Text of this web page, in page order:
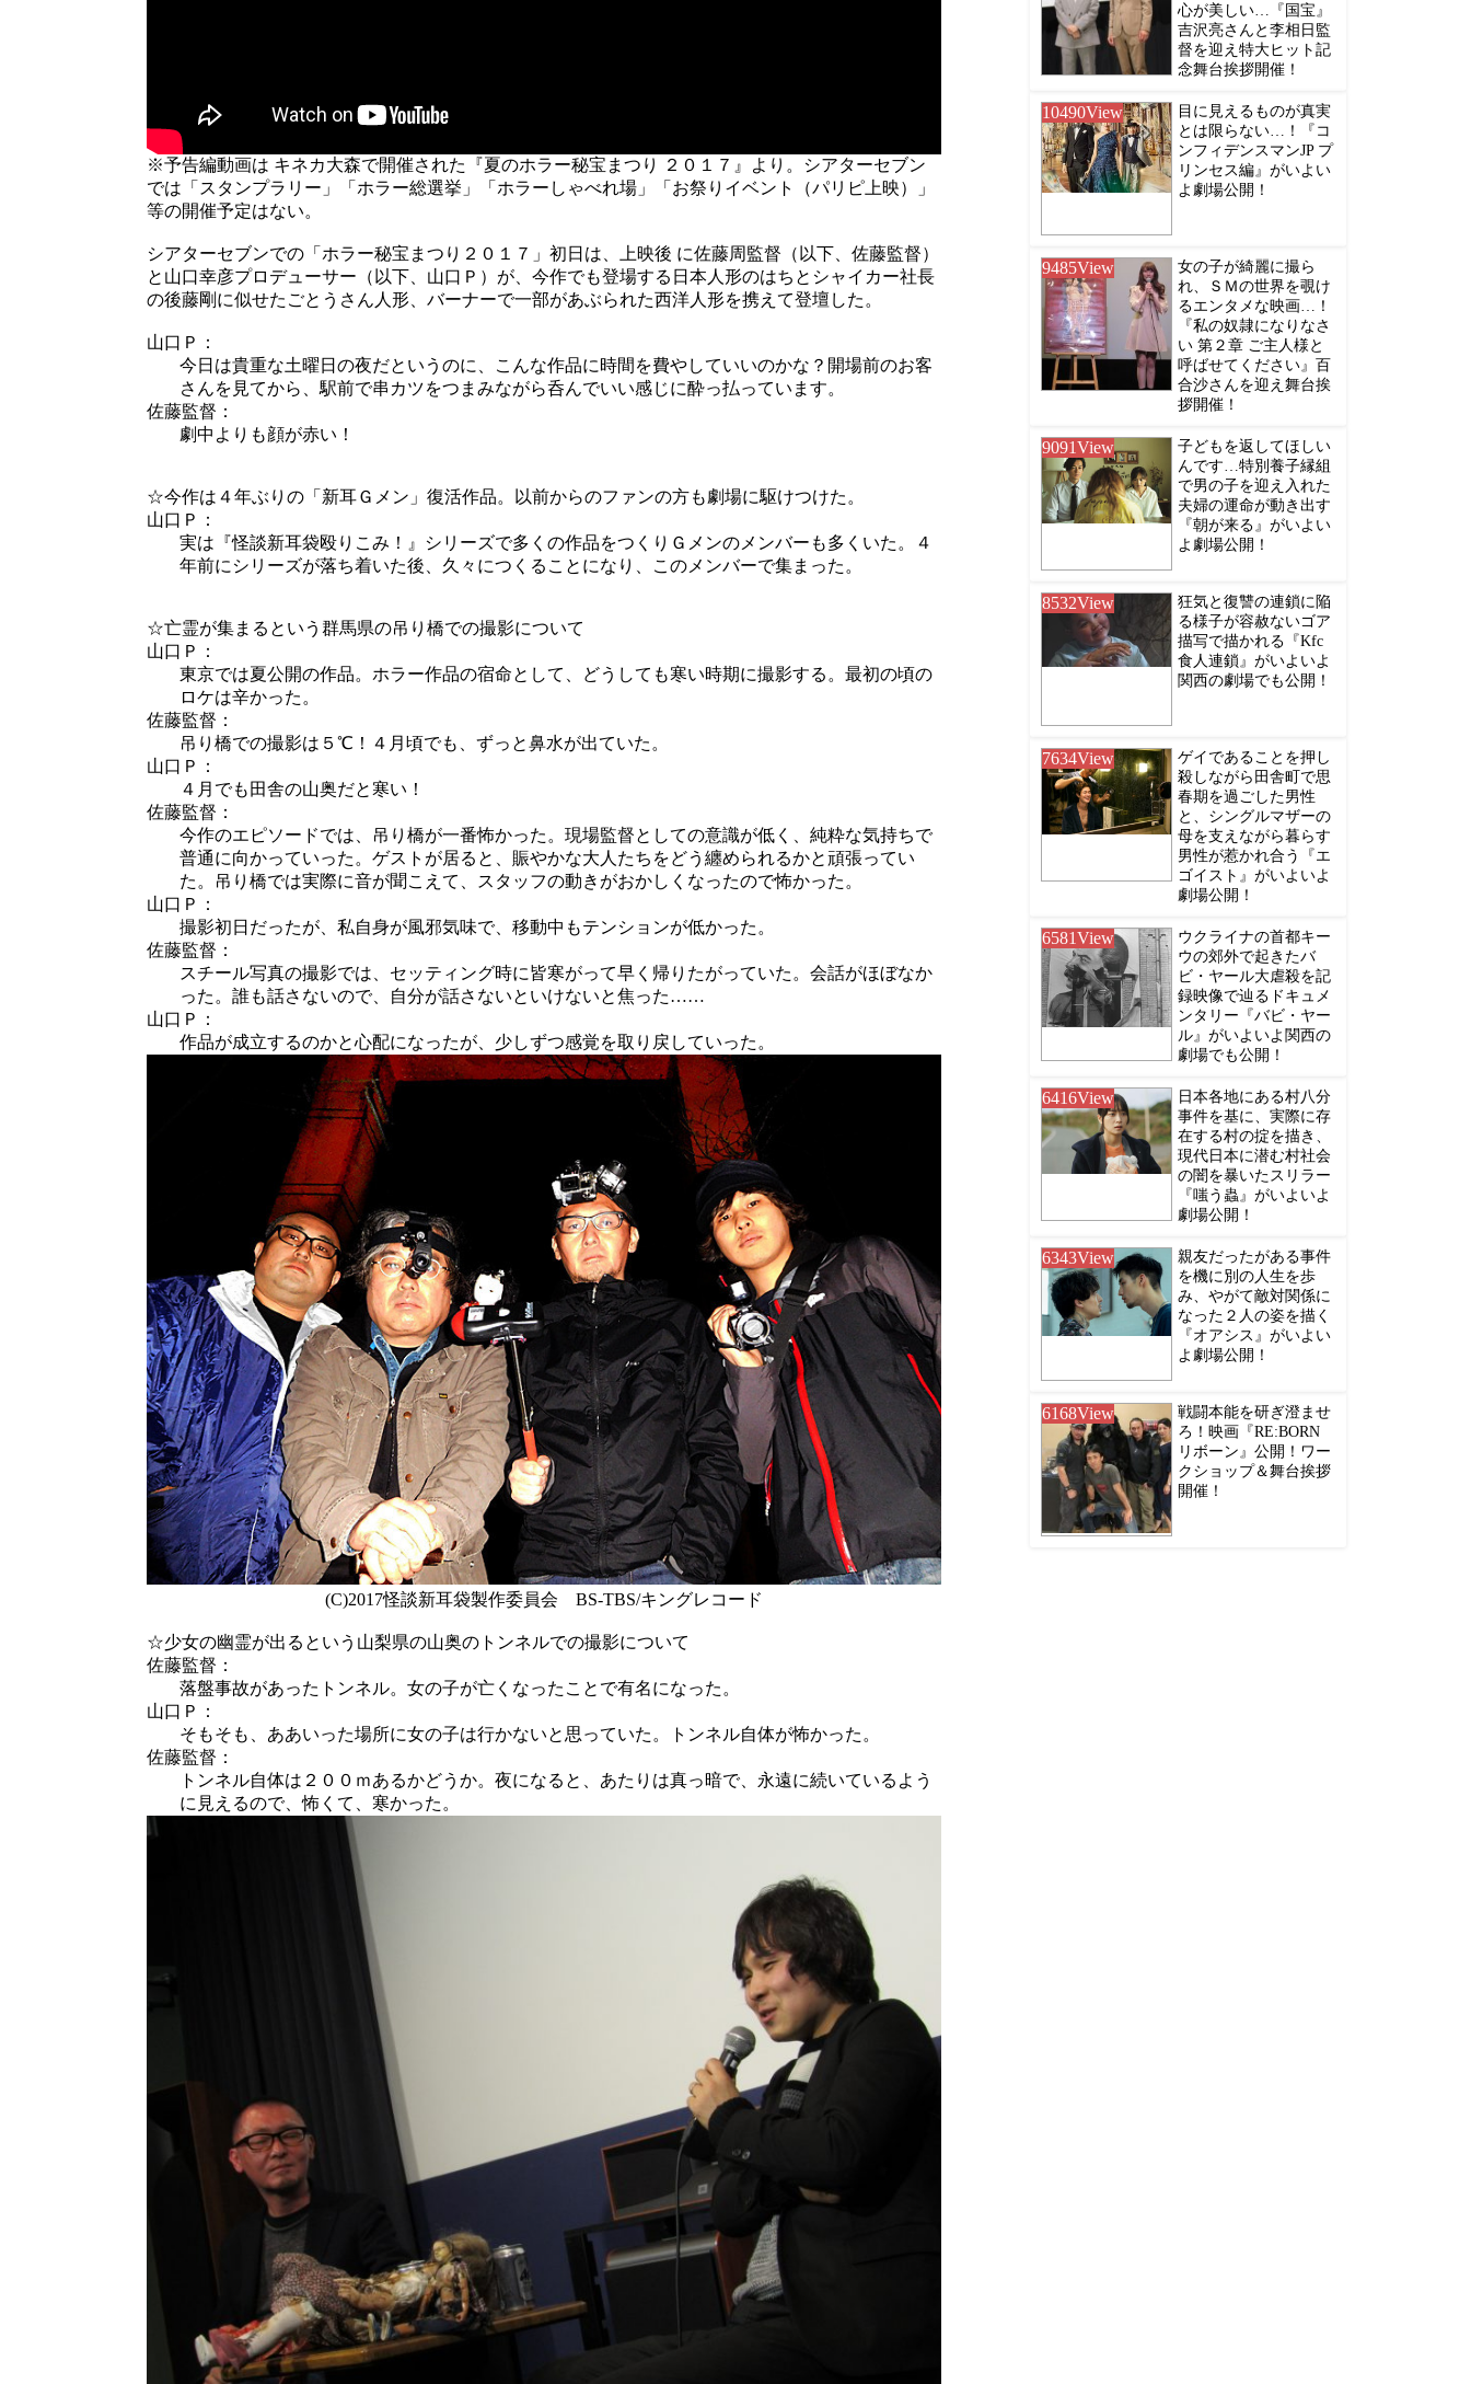
※予告編動画は キネカ大森で開催された『夏のホラー秘宝まつり ２０１７』より。シアターセブン
では「スタンプラリー」「ホラー総選挙」「ホラーしゃべれ場」「お祭りイベント（パリピ上映）」
等の開催予定はない。
シアターセブンでの「ホラー秘宝まつり２０１７」初日は、上映後 に佐藤周監督（以下、佐藤監督）
と山口幸彦プロデューサー（以下、山口Ｐ）が、今作でも登場する日本人形のはちとシャイカー社長
の後藤剛に似せたごとうさん人形、バーナーで一部があぶられた西洋人形を携えて登壇した。
山口Ｐ：
今日は貴重な土曜日の夜だというのに、こんな作品に時間を費やしていいのかな？開場前のお客
さんを見てから、駅前で串カツをつまみながら呑んでいい感じに酔っ払っています。
佐藤監督：
劇中よりも顔が赤い！
☆今作は４年ぶりの「新耳Ｇメン」復活作品。以前からのファンの方も劇場に駆けつけた。
山口Ｐ：
実は『怪談新耳袋殴りこみ！』シリーズで多くの作品をつくりＧメンのメンバーも多くいた。４
年前にシリーズが落ち着いた後、久々につくることになり、このメンバーで集まった。
☆亡霊が集まるという群馬県の吊り橋での撮影について
山口Ｐ：
東京では夏公開の作品。ホラー作品の宿命として、どうしても寒い時期に撮影する。最初の頃の
ロケは辛かった。
佐藤監督：
吊り橋での撮影は５℃！４月頃でも、ずっと鼻水が出ていた。
山口Ｐ：
４月でも田舎の山奥だと寒い！
佐藤監督：
今作のエピソードでは、吊り橋が一番怖かった。現場監督としての意識が低く、純粋な気持ちで
普通に向かっていった。ゲストが居ると、賑やかな大人たちをどう纏められるかと頑張ってい
た。吊り橋では実際に音が聞こえて、スタッフの動きがおかしくなったので怖かった。
山口Ｐ：
撮影初日だったが、私自身が風邪気味で、移動中もテンションが低かった。
佐藤監督：
スチール写真の撮影では、セッティング時に皆寒がって早く帰りたがっていた。会話がほぼなか
った。誰も話さないので、自分が話さないといけないと焦った……
山口Ｐ：
作品が成立するのかと心配になったが、少しずつ感覚を取り戻していった。
(C)2017怪談新耳袋製作委員会 BS-TBS/キングレコード
☆少女の幽霊が出るという山梨県の山奥のトンネルでの撮影について
佐藤監督：
落盤事故があったトンネル。女の子が亡くなったことで有名になった。
山口Ｐ：
そもそも、ああいった場所に女の子は行かないと思っていた。トンネル自体が怖かった。
佐藤監督：
トンネル自体は２００ｍあるかどうか。夜になると、あたりは真っ暗で、永遠に続いているよう
に見えるので、怖くて、寒かった。
心が美しい…『国宝』
吉沢亮さんと李相日監
督を迎え特大ヒット記
念舞台挨拶開催！
10490View
目に見えるものが真実
とは限らない…！『コ
ンフィデンスマンJP プ
リンセス編』がいよい
よ劇場公開！
9485View
女の子が綺麗に撮ら
れ、ＳＭの世界を覗け
るエンタメな映画…！
『私の奴隷になりなさ
い 第２章 ご主人様と
呼ばせてください』百
合沙さんを迎え舞台挨
拶開催！
9091View
子どもを返してほしい
んです…特別養子縁組
で男の子を迎え入れた
夫婦の運命が動き出す
『朝が来る』がいよい
よ劇場公開！
8532View
狂気と復讐の連鎖に陥
る様子が容赦ないゴア
描写で描かれる『Kfc
食人連鎖』がいよいよ
関西の劇場でも公開！
7634View
ゲイであることを押し
殺しながら田舎町で思
春期を過ごした男性
と、シングルマザーの
母を支えながら暮らす
男性が惹かれ合う『エ
ゴイスト』がいよいよ
劇場公開！
6581View
ウクライナの首都キー
ウの郊外で起きたバ
ビ・ヤール大虐殺を記
録映像で辿るドキュメ
ンタリー『バビ・ヤー
ル』がいよいよ関西の
劇場でも公開！
6416View
日本各地にある村八分
事件を基に、実際に存
在する村の掟を描き、
現代日本に潜む村社会
の闇を暴いたスリラー
『嗤う蟲』がいよいよ
劇場公開！
6343View
親友だったがある事件
を機に別の人生を歩
み、やがて敵対関係に
なった２人の姿を描く
『オアシス』がいよい
よ劇場公開！
6168View
戦闘本能を研ぎ澄ませ
ろ！映画『RE:BORN
リボーン』公開！ワー
クショップ＆舞台挨拶
開催！